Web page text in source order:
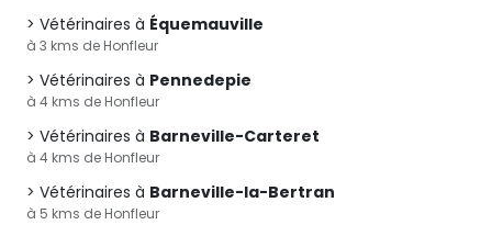
Vétérinaires à Équemauville
à 3 kms de Honfleur
Vétérinaires à Pennedepie
à 4 kms de Honfleur
Vétérinaires à Barneville-Carteret
à 4 kms de Honfleur
Vétérinaires à Barneville-la-Bertran
à 5 kms de Honfleur